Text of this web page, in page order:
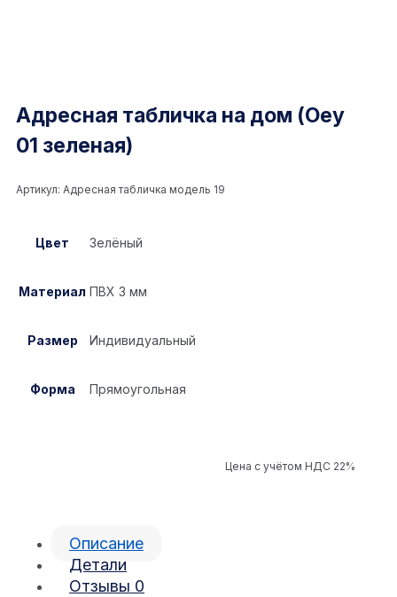
Адресная табличка на дом (Oey
01 зеленая)
Артикул: Адресная табличка модель 19
Цвет Зелёный
Материал ПВХ 3 мм
Размер Индивидуальный
Форма Прямоугольная
Цена с учётом НДС 22%
Описание
Детали
Отзывы 0